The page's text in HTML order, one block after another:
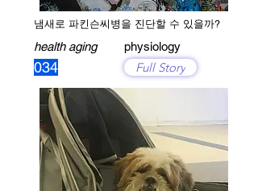
냄새로 파킨슨씨병을 진단할 수 있을까?
health aging
034
physiology
Full Story